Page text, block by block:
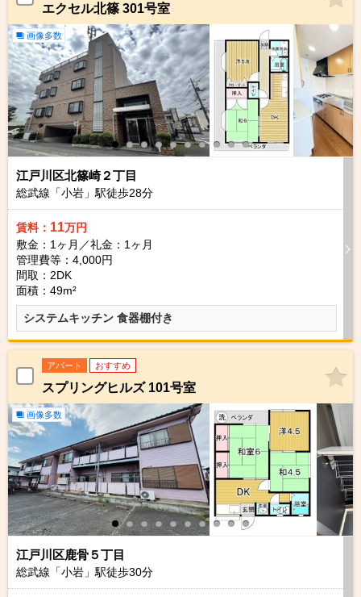
エクセル北篠 301号室
画像多数
江戸川区北篠崎２丁目
総武線「小岩」駅徒歩28分
賃料： 11万円
敷金：1ヶ月／礼金：1ヶ月
管理費等：4,000円
間取：2DK
面積：49m²
システムキッチン 食器棚付き
アパート おすすめ
スプリングヒルズ 101号室
画像多数
江戸川区鹿骨５丁目
総武線「小岩」駅徒歩30分